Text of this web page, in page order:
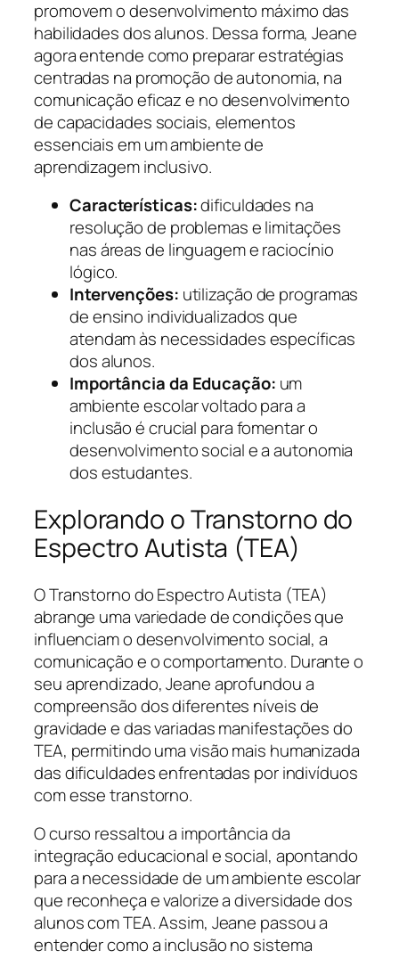
promovem o desenvolvimento máximo das
habilidades dos alunos. Dessa forma, Jeane
agora entende como preparar estratégias
centradas na promoção de autonomia, na
comunicação eficaz e no desenvolvimento
de capacidades sociais, elementos
essenciais em um ambiente de
aprendizagem inclusivo.
Características:dificuldades na
resolução de problemas e limitações
nas áreas de linguagem e raciocínio
lógico.
Intervenções: utilização de programas
de ensino individualizados que
atendam às necessidades específicas
dos alunos.
Importância da Educação: um
ambiente escolar voltado para a
inclusão é crucial para fomentar o
desenvolvimento social e a autonomia
dos estudantes.
Explorando o Transtorno do
Espectro Autista (TEA)
O Transtorno do Espectro Autista (TEA)
abrange uma variedade de condições que
influenciam o desenvolvimento social, a
comunicação e o comportamento. Durante o
seu aprendizado, Jeane aprofundou a
compreensão dos diferentes níveis de
gravidade e das variadas manifestações do
TEA, permitindo uma visão mais humanizada
das dificuldades enfrentadas por indivíduos
com esse transtorno.
O curso ressaltou a importância da
integração educacional e social, apontando
para a necessidade de um ambiente escolar
que reconheça e valorize a diversidade dos
alunos com TEA. Assim, Jeane passou a
entender como a inclusão no sistema